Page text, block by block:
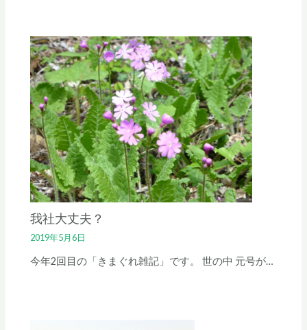
我社大丈夫？
2019年5月6日
今年2回目の「きまぐれ雑記」です。 世の中 元号が…